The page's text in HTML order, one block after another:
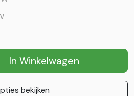
In Winkelwagen
bekijken